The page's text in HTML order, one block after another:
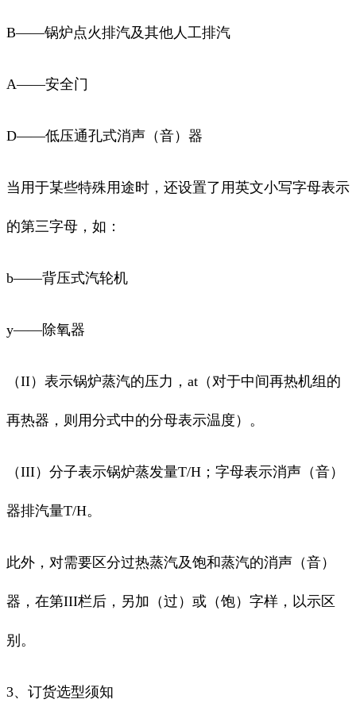
B——锅炉点火排汽及其他人工排汽
A——安全门
D——低压通孔式消声（音）器
当用于某些特殊用途时，还设置了用英文小写字母表示
的第三字母，如：
b——背压式汽轮机
y——除氧器
（II）表示锅炉蒸汽的压力，at（对于中间再热机组的
再热器，则用分式中的分母表示温度）。
（III）分子表示锅炉蒸发量T/H；字母表示消声（音）
器排汽量T/H。
此外，对需要区分过热蒸汽及饱和蒸汽的消声（音）
器，在第III栏后，另加（过）或（饱）字样，以示区
别。
3、订货选型须知